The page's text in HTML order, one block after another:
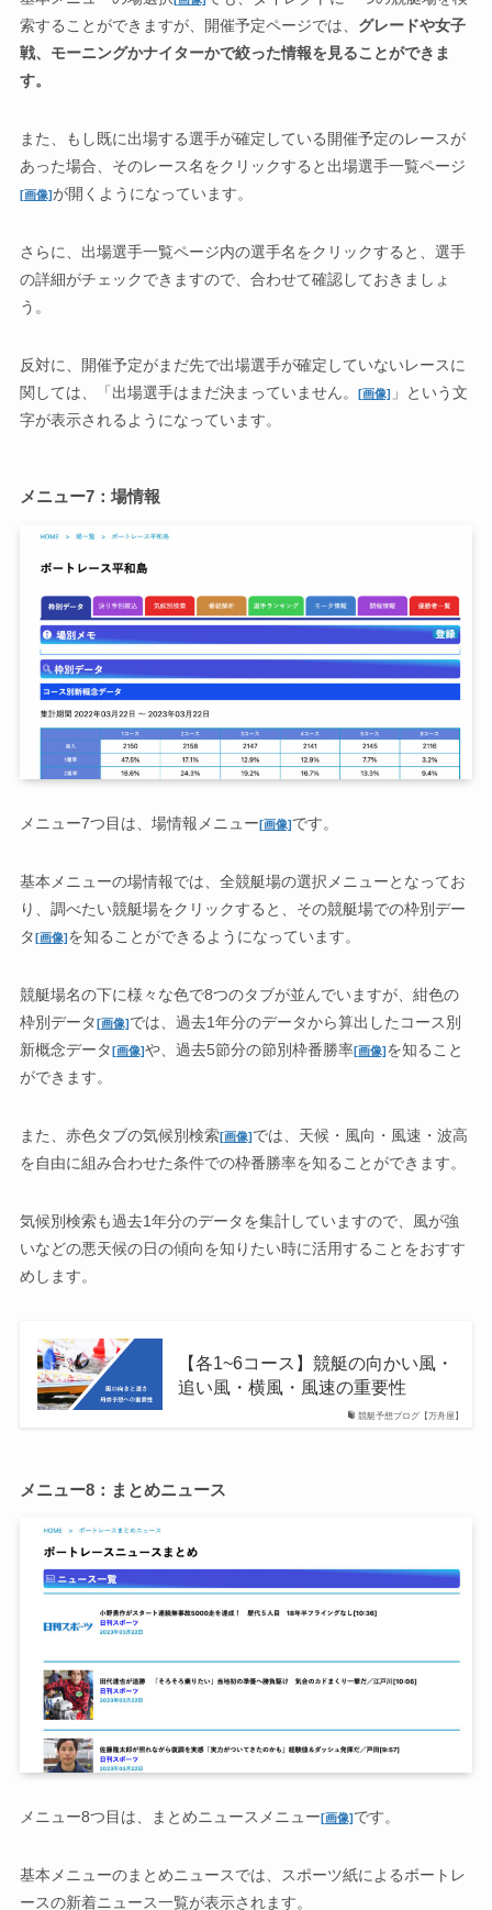
索することができますが、開催予定ページでは、 グレードや女子
戦、モーニングかナイターかで絞った情報を見ることができま
す。
また、もし既に出場する選手が確定している開催予定のレースが
あった場合、そのレース名をクリックすると出場選手一覧ページ
[画像]が開くようになっています。
さらに、出場選手一覧ページ内の選手名をクリックすると、選手
の詳細がチェックできますので、合わせて確認しておきましょ
う。
反対に、開催予定がまだ先で出場選手が確定していないレースに
関しては、「出場選手はまだ決まっていません。
[画像] 」という文
字が表示されるようになっています。
メニュー7：場情報
メニュー7つ目は、場情報メニュー [画像] です。
基本メニューの場情報では、全競艇場の選択メニューとなってお
り、調べたい競艇場をクリックすると、その競艇場での枠別デー
タ [画像] を知ることができるようになっています。
競艇場名の下に様々な色で8つのタブが並んでいますが、紺色の
枠別データ [画像] では、過去1年分のデータから算出したコース別
新概念データ [画像]や、過去5節分の節別枠番勝率[画像] を知ること
ができます。
また、赤色タブの気候別検索[画像] では、天候・風向・風速・波高
を自由に組み合わせた条件での枠番勝率を知ることができます。
気候別検索も過去1年分のデータを集計していますので、風が強
いなどの悪天候の日の傾向を知りたい時に活用することをおすす
めします。
競艇予想ブログ【万舟屋】
【各1~6コース】競艇の向かい風・
追い風・横風・風速の重要性
メニュー8：まとめニュース
メニュー8つ目は、まとめニュースメニュー[画像]です。
基本メニューのまとめニュースでは、スポーツ紙によるボートレ
ースの新着ニュース一覧が表示されます。